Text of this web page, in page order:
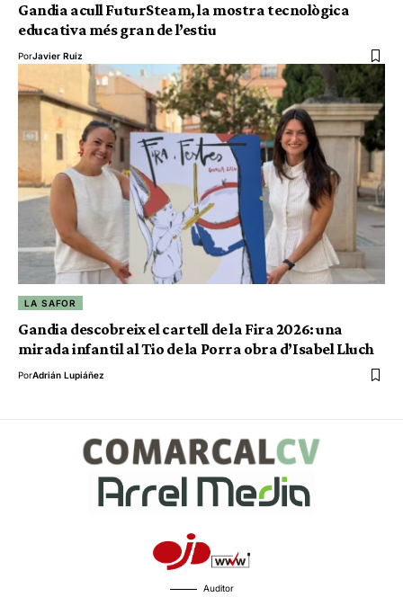
Gandia acull FuturSteam, la mostra tecnològica
educativa més gran de l’estiu
PorJavier Ruiz
LA SAFOR
Gandia descobreix el cartell de la Fira 2026: una
mirada infantil al Tio de la Porra obra d’Isabel Lluch
PorAdrián Lupiáñez
Auditor